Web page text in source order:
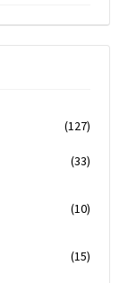
(127)
(33)
(10)
(15)